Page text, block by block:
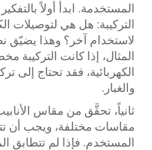
المستخدمة. ابدأ أولاً
التركيبة: هل هي لتوصيلات
لاستخدام آخر؟ وهذا يضيّق
المثال، إذا كانت التركيبة
الكهربائية، فقد تحتاج إلى
والغبار.
ثانياً، تحقَّق من مقاس
مقاسات مختلفة، ويجب أن
المستخدم. فإذا لم تتطابق